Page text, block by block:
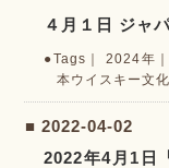
４月１日 ジャ
2024年
本ウイスキー文
2022-04-02
2022年4月1日